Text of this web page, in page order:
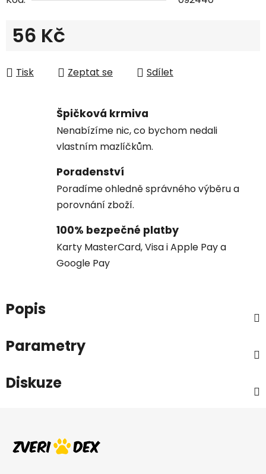
56 Kč
Tisk
Zeptat se Sdílet
Špičková krmiva
Nenabízíme nic, co bychom nedali
vlastním mazlíčkům.
Poradenství
Poradíme ohledně správného výběru a
porovnání zboží.
100% bezpečné platby
Karty MasterCard, Visa i Apple Pay a
Google Pay
Popis
Parametry
Diskuze